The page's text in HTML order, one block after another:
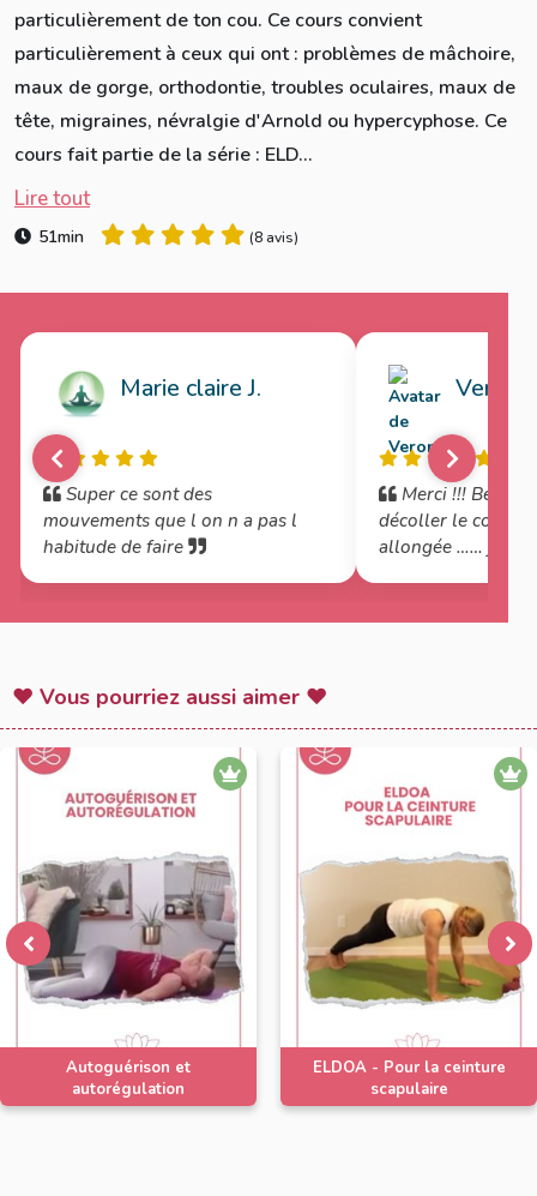
particulièrement de ton cou. Ce cours convient
particulièrement à ceux qui ont : problèmes de mâchoire,
maux de gorge, orthodontie, troubles oculaires, maux de
tête, migraines, névralgie d'Arnold ou hypercyphose. Ce
cours fait partie de la série : ELD...
Lire tout
51min (8 avis)
Marie claire J.
Super ce sont des
mouvements que l on n a pas l
habitude de faire
Merci !!!
décoller le cou
allongée …… je
♥ Vous pourriez aussi aimer ♥
Autoguérison et
autorégulation
ELDOA - Pour la ceinture
scapulaire